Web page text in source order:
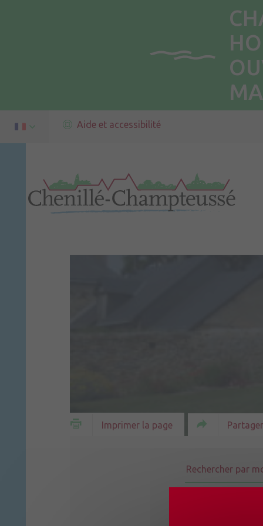
Aide et accessibilité
Imprimer la page